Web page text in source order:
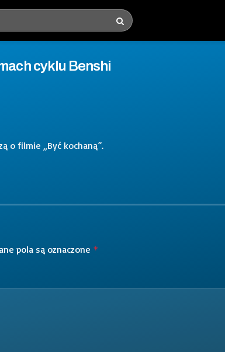
cyklu Benshi
o filmie „Być kochaną”.
pola są oznaczone *